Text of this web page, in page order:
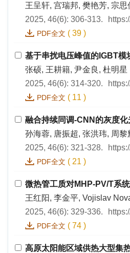
王呈轩, 宫瑞邦, 樊艳芳, 宗
2025, 46(6): 306-313.
PDF全文 ( 39 )
基于串扰电压峰值的IGBT模
张硕, 王耕籍, 尹金良, 杜明星
2025, 46(6): 314-320.
PDF全文 ( 11 )
融合持续同调-CNN的灰度
孙海蓉, 唐振超, 张洪玮, 周黎
2025, 46(6): 321-328.
PDF全文 ( 21 )
微热管工质对MHP-PV/T系
王红阳, 李金平, Vojislav
2025, 46(6): 329-336.
PDF全文 ( 74 )
高原太阳能区域供热大型集